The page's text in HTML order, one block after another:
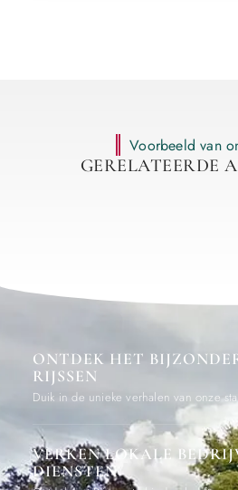
Voorbeeld van
GERELATEERDE
ONTDEK HET
RIJSSEN
Duik in de unieke verhalen van onze
VERKEN LOKALE
DIENSTEN